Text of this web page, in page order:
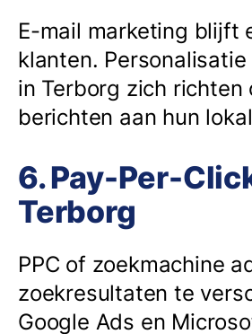
E-mail marketing blijft
klanten.
in Terborg zich
berichten aan hun
6. Pay-Per-
Terborg
PPC of zoekmachine
zoekresultaten te
Google Ads en